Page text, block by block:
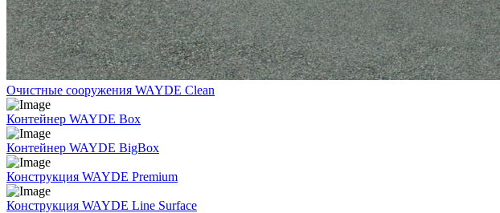
Очистные сооружения WAYDE Clean
Контейнер WAYDE Box
Контейнер WAYDE BigBox
Конструкция WAYDE Premium
Конструкция WAYDE Line Surface